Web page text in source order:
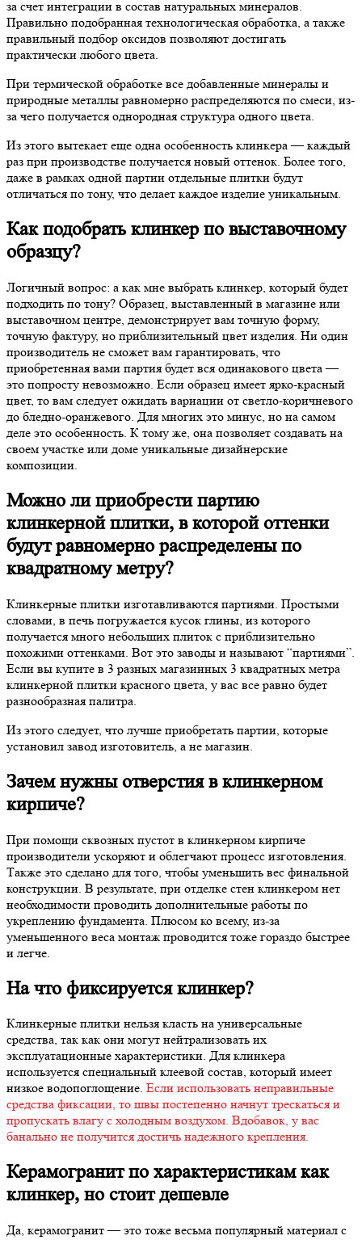
за счет интеграции в состав натуральных минералов.
Правильно подобранная технологическая обработка, а также
правильный подбор оксидов позволяют достигать
практически любого цвета.
При термической обработке все добавленные минералы и
природные металлы равномерно распределяются по смеси, из-
за чего получается однородная структура одного цвета.
Из этого вытекает еще одна особенность клинкера — каждый
раз при производстве получается новый оттенок. Более того,
даже в рамках одной партии отдельные плитки будут
отличаться по тону, что делает каждое изделие уникальным.
Как подобрать клинкер по выставочному
образцу?
Логичный вопрос: а как мне выбрать клинкер, который будет
подходить по тону? Образец, выставленный в магазине или
выставочном центре, демонстрирует вам точную форму,
точную фактуру, но приблизительный цвет изделия. Ни один
производитель не сможет вам гарантировать, что
приобретенная вами партия будет вся одинакового цвета —
это попросту невозможно. Если образец имеет ярко-красный
цвет, то вам следует ожидать вариации от светло-коричневого
до бледно-оранжевого. Для многих это минус, но на самом
деле это особенность. К тому же, она позволяет создавать на
своем участке или доме уникальные дизайнерские
композиции.
Можно ли приобрести партию
клинкерной плитки, в которой оттенки
будут равномерно распределены по
квадратному метру?
Клинкерные плитки изготавливаются партиями. Простыми
словами, в печь погружается кусок глины, из которого
получается много небольших плиток с приблизительно
похожими оттенками. Вот это заводы и называют “партиями”.
Если вы купите в 3 разных магазинных 3 квадратных метра
клинкерной плитки красного цвета, у вас все равно будет
разнообразная палитра.
Из этого следует, что лучше приобретать партии, которые
установил завод изготовитель, а не магазин.
Зачем нужны отверстия в клинкерном
кирпиче?
При помощи сквозных пустот в клинкерном кирпиче
производители ускоряют и облегчают процесс изготовления.
Также это сделано для того, чтобы уменьшить вес финальной
конструкции. В результате, при отделке стен клинкером нет
необходимости проводить дополнительные работы по
укреплению фундамента. Плюсом ко всему, из-за
уменьшенного веса монтаж проводится тоже гораздо быстрее
и легче.
На что фиксируется клинкер?
Клинкерные плитки нельзя класть на универсальные
средства, так как они могут нейтрализовать их
эксплуатационные характеристики. Для клинкера
используется специальный клеевой состав, который имеет
низкое водопоглощение. Если использовать неправильные
средства фиксации, то швы постепенно начнут трескаться и
пропускать влагу с холодным воздухом. Вдобавок, у вас
банально не получится достичь надежного крепления.
Керамогранит по характеристикам как
клинкер, но стоит дешевле
Да, керамогранит — это тоже весьма популярный материал с